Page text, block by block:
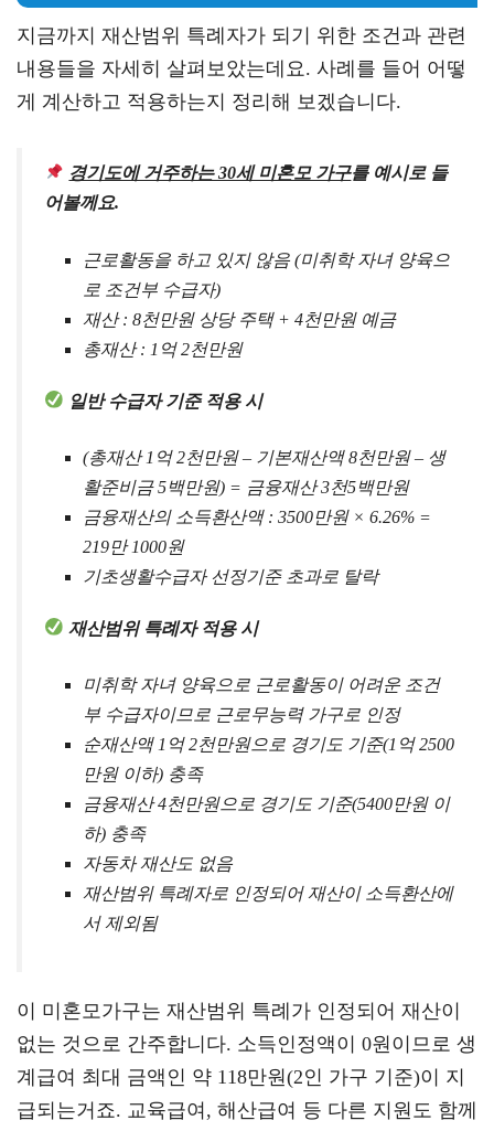
지금까지 재산범위 특례자가 되기 위한 조건과 관련
내용들을 자세히 살펴보았는데요. 사례를 들어 어떻
게 계산하고 적용하는지 정리해 보겠습니다.
경기도에 거주하는 30세 미혼모 가구를 예시로 들
어볼께요.
근로활동을 하고 있지 않음 (미취학 자녀 양육으
로 조건부 수급자)
재산 : 8천만원 상당 주택 + 4천만원 예금
총재산 : 1억 2천만원
일반 수급자 기준 적용 시
(총재산 1억 2천만원 – 기본재산액 8천만원 – 생
활준비금 5백만원) = 금융재산 3천5백만원
금융재산의 소득환산액 : 3500만원 × 6.26% =
219만 1000원
기초생활수급자 선정기준 초과로 탈락
재산범위 특례자 적용 시
미취학 자녀 양육으로 근로활동이 어려운 조건
부 수급자이므로 근로무능력 가구로 인정
순재산액 1억 2천만원으로 경기도 기준(1억 2500
만원 이하) 충족
금융재산 4천만원으로 경기도 기준(5400만원 이
하) 충족
자동차 재산도 없음
재산범위 특례자로 인정되어 재산이 소득환산에
서 제외됨
이 미혼모가구는 재산범위 특례가 인정되어 재산이
없는 것으로 간주합니다. 소득인정액이 0원이므로 생
계급여 최대 금액인 약 118만원(2인 가구 기준)이 지
급되는거죠. 교육급여, 해산급여 등 다른 지원도 함께